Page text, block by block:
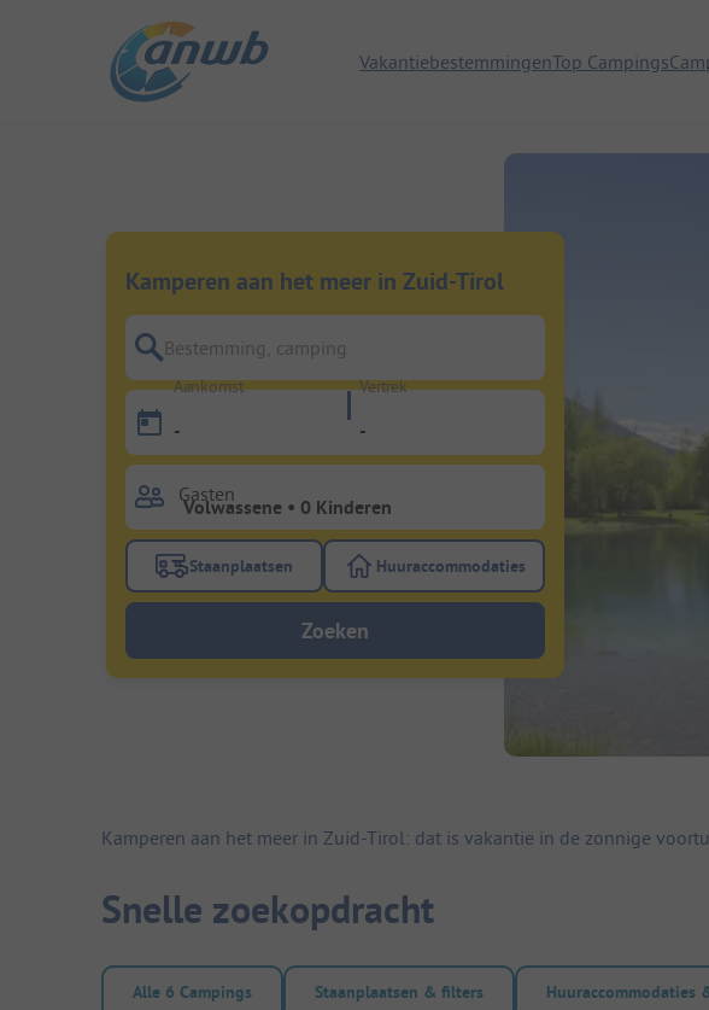
VakantiebestemmingenTop Campings
Kamperen aan het meer in Zuid-Tirol
Bestemming, camping
Aankomst
-
Vertrek
-
Gasten
Gebruik de filterknop staanplaatsen om te zoeken naar
Staanplaatsen Gebruik de filterknop
Huuraccommodaties
Zoeken
Kamperen aan het meer in Zuid-Tirol: dat is vakantie in de zonnige
Snelle zoekopdracht
Alle 6 Campings Staanplaatsen & filters Huuraccommodaties